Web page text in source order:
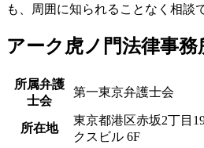
も、周囲に知られることなく相談
アーク虎ノ門法律事務
所属弁護
士会
第一東京弁護士会
所在地
東京都港区赤坂2丁目
クスビル 6F